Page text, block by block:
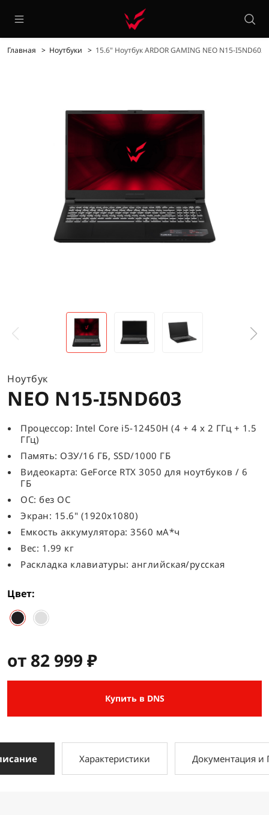
Главная Ноутбуки 15.6" Ноутбук ARDOR GAMING NEO N15-I5ND603
Ноутбук
NEO N15-I5ND603
Процессор: Intel Core i5-12450H (4 + 4 x 2 ГГц + 1.5
ГГц)
Память: ОЗУ/16 ГБ, SSD/1000 ГБ
Видеокарта: GeForce RTX 3050 для ноутбуков / 6
ГБ
ОС: без ОС
Экран: 15.6" (1920x1080)
Емкость аккумулятора: 3560 мА*ч
Вес: 1.99 кг
Раскладка клавиатуры: английская/русская
Цвет
от 82 999 ₽
Купить в DNS
Характеристики Документация и